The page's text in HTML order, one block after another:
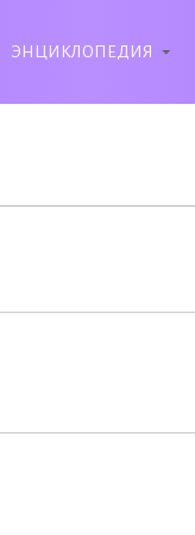
ЭНЦИКЛОПЕДИЯ